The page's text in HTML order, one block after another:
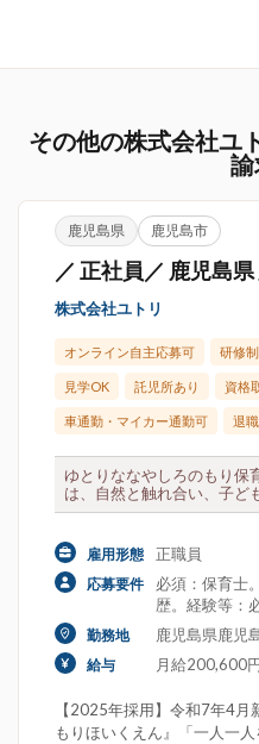
その他の株式会社ユ
諭
鹿児島県 鹿児島市
／ 正社員／ 鹿児島
株式会社ユトリ
オンライン自主応募可 研修
見学OK 託児所あり 資格
車通勤・マイカー通勤可 退
ゆとりななやしろのもり保
は、自然と触れ合い、子ど
雇用形態 正職員
応募要件
必須：保育士
歴。経験等：
勤務地 鹿児島県鹿児
給与 月給200,600
【2025年採用】令和7年4
もりほいくえん』「一人一